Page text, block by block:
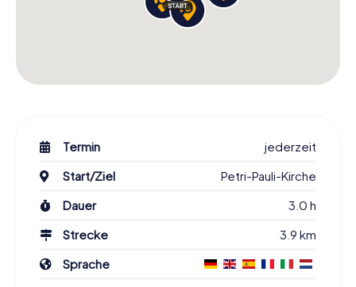
Termin
jederzeit
Start/Ziel
Petri-Pauli-Kirche
Dauer
3.0 h
Strecke
3.9 km
Sprache